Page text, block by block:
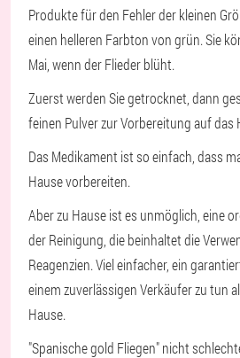
Produkte für den Fehler der kleinen
einen helleren Farbton von grün. Sie
Mai, wenn der Flieder blüht.
Zuerst werden Sie getrocknet, dann
feinen Pulver zur Vorbereitung auf das
Das Medikament ist so einfach, dass
Hause vorbereiten.
Aber zu Hause ist es unmöglich, eine
der Reinigung, die beinhaltet die
Reagenzien. Viel einfacher, ein
einem zuverlässigen Verkäufer zu tun
Hause.
"Spanische gold Fliegen" nicht